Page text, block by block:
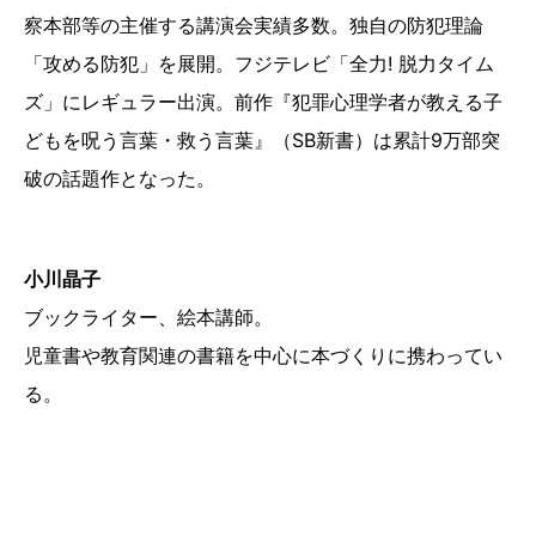
察本部等の主催する講演会実績多数。独自の防犯理論
「攻める防犯」を展開。フジテレビ「全力! 脱力タイム
ズ」にレギュラー出演。前作『犯罪心理学者が教える子
どもを呪う言葉・救う言葉』（SB新書）は累計9万部突
破の話題作となった。
小川晶子
ブックライター、絵本講師。
児童書や教育関連の書籍を中心に本づくりに携わってい
る。